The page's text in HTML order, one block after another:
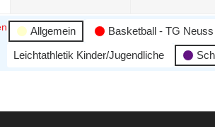
Allgemein Basketball - TG
Leichtathletik Kinder/Jugendliche